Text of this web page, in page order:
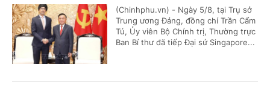
(Chinhphu.vn) - Ngày 5/8, tại Trụ sở
Trung ương Đảng, đồng chí Trần Cẩm
Tú, Ủy viên Bộ Chính trị, Thường trực
Ban Bí thư đã tiếp Đại sứ Singapore...